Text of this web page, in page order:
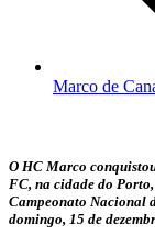
Marco de
O HC Marco
FC, na cidade do
Campeonato Nacional
domingo, 15 de